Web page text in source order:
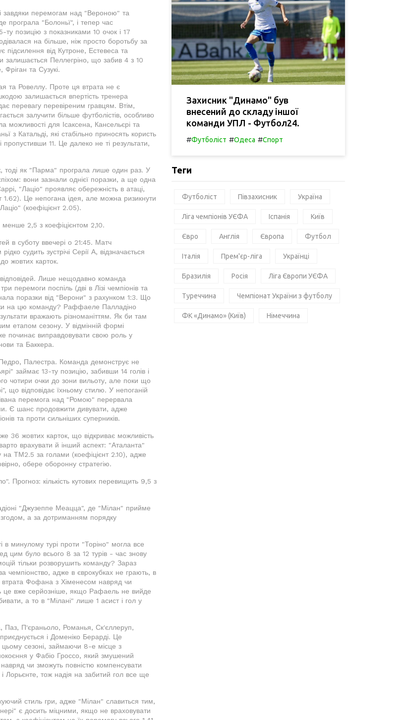
завдяки перемогам над "Вероною" та
програла "Болоньї", і тепер час
позицію з показниками 10 очок і 17
на більше, ніж просто боротьбу за
від Кутроне, Естевеса та
залишається Пеллегріно, що забив 4 з 10
Фріган та Сузукі.
та Ровеллу. Проте ця втрата не є
залишається впертість тренера
перевагу перевіреним гравцям. Втім,
залучити більше футболістів, особливо
можливості для Ісаксена, Кансельєрі та
з Катальді, які стабільно приносять користь
11. Це далеко не ті результати,
тоді як "Парма" програла лише один раз. У
вони зазнали однієї поразки, а ще одна
"Лаціо" проявляє обережність в атаці,
1.62). Це непогана ідея, але можна ризикнути
(коефіцієнт 2.05).
2,5 з коефіцієнтом 2,10.
в суботу ввечері о 21:45. Матч
судить зустрічі Серії А, відзначається
жовтих карток.
Лише нещодавно команда
перемоги поспіль (дві в Лізі чемпіонів та
поразки від "Верони" з рахунком 1:3. Що
на цю команду? Раффаеле Палладіно
вражають різноманіттям. Як би там
етапом сезону. У відмінній формі
починає виправдовувати свою роль у
та Баккера.
Палестра. Команда демонструє не
займає 13-ту позицію, забивши 14 голів і
чотири очки до зони вильоту, але поки що
що відповідає їхньому стилю. У непоганій
перемога над "Ромою" перервала
Є шанс продовжити дивувати, адже
та проти сильніших суперників.
36 жовтих карток, що відкриває можливість
врахувати й інший аспект: "Аталанта"
ТМ2.5 за голами (коефіцієнт 2.10), адже
обере оборонну стратегію.
Прогноз: кількість кутових перевищить 9,5 з
"Джузеппе Меацца", де "Мілан" прийме
а за дотриманням порядку
минулому турі проти "Торіно" могла все
цим було всього 8 за 12 турів - час знову
тільки розворушить команду? Зараз
чемпіонство, адже в єврокубках не грають, в
втрата Фофана з Хіменесом навряд чи
це вже серйозніше, якщо Рафаель не вийде
а то в "Мілані" лише 1 асист і гол у
Паз, П'єраньоло, Романья, Ск'єллеруп,
і Доменіко Берарді. Це
сезоні, займаючи 8-е місце з
у Фабіо Гроссо, який змушений
чи зможуть повністю компенсувати
Лорьєнте, тож надія на забитий гол все ще
стиль гри, адже "Мілан" славиться тим,
є досить міцними, якщо не враховувати
Захисник "Динамо" був
внесений до складу іншої
команди УПЛ - Футбол24.
#Футболіст #Одеса #Спорт
Теги
Футболіст Півзахисник Україна
Ліга чемпіонів УЄФА Іспанія Київ
Євро Англія Європа Футбол
Італія Прем'єр-ліга Українці
Бразилія Росія Ліга Європи УЄФА
Туреччина Чемпіонат України з футболу
ФК «Динамо» (Київ) Німеччина